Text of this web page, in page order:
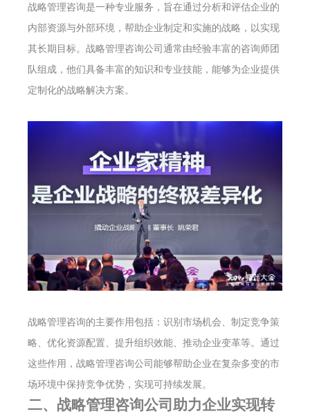
战略管理咨询是一种专业服务，旨在通过分析和评估企业的
内部资源与外部环境，帮助企业制定和实施的战略，以实现
其长期目标。战略管理咨询公司通常由经验丰富的咨询师团
队组成，他们具备丰富的知识和专业技能，能够为企业提供
定制化的战略解决方案。
战略管理咨询的主要作用包括：识别市场机会、制定竞争策
略、优化资源配置、提升组织效能、推动企业变革等。通过
这些作用，战略管理咨询公司能够帮助企业在复杂多变的市
场环境中保持竞争优势，实现可持续发展。
二、战略管理咨询公司助力企业实现转